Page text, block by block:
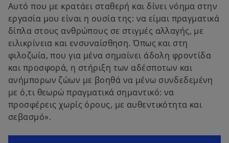
Αυτό που με κρατάει σταθερή και δίνει νόημα στην
εργασία μου είναι η ουσία της: να είμαι πραγματικά
δίπλα στους ανθρώπους σε στιγμές αλλαγής, με
ειλικρίνεια και ενσυναίσθηση. Όπως και στη
φιλοζωία, που για μένα σημαίνει άδολη φροντίδα
και προσφορά, η στήριξη των αδέσποτων και
ανήμπορων ζώων με βοηθά να μένω συνδεδεμένη
με ό,τι θεωρώ πραγματικά σημαντικό: να
προσφέρεις χωρίς όρους, με αυθεντικότητα και
σεβασμό».